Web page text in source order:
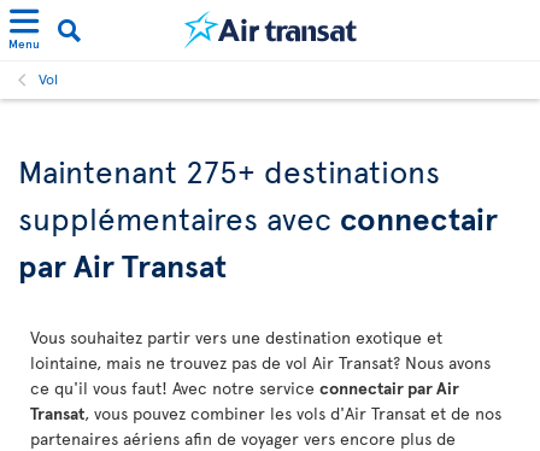
Menu
Vol
Maintenant 275+ destinations
supplémentaires avec connectair
par Air Transat
Vous souhaitez partir vers une destination exotique et
lointaine, mais ne trouvez pas de vol Air Transat? Nous avons
ce qu'il vous faut! Avec notre service connectair par Air
Transat, vous pouvez combiner les vols d'Air Transat et de nos
partenaires aériens afin de voyager vers encore plus de